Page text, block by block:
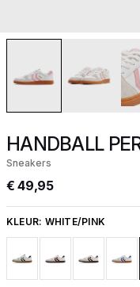
HANDBALL
Sneakers
€ 49,95
KLEUR: WHITE/PINK